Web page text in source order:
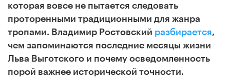
которая вовсе не пытается следовать
проторенными традиционными для жанра
тропами. Владимир Ростовский разбирается,
чем запоминаются последние месяцы жизни
Льва Выготского и почему осведомленность
порой важнее исторической точности.